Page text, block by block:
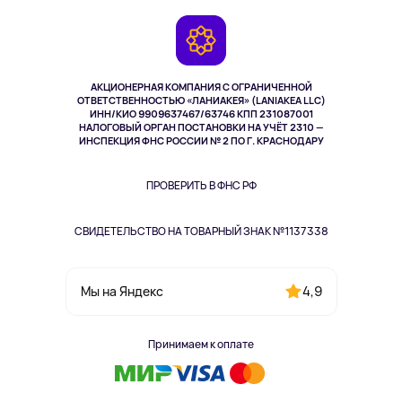
АКЦИОНЕРНАЯ КОМПАНИЯ С ОГРАНИЧЕННОЙ
ОТВЕТСТВЕННОСТЬЮ «ЛАНИАКЕЯ» (LANIAKEA LLC)
ИНН/КИО 9909637467/63746 КПП 231087001
НАЛОГОВЫЙ ОРГАН ПОСТАНОВКИ НА УЧЁТ 2310 —
ИНСПЕКЦИЯ ФНС РОССИИ № 2 ПО Г. КРАСНОДАРУ
ПРОВЕРИТЬ В ФНС РФ
СВИДЕТЕЛЬСТВО НА ТОВАРНЫЙ ЗНАК №1137338
Мы на Яндекс 4,9
Принимаем к оплате
Здоровье питомцев
Одежда и аксессуары